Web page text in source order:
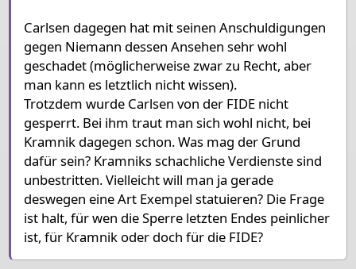
Carlsen dagegen hat mit seinen Anschuldigungen
gegen Niemann dessen Ansehen sehr wohl
geschadet (möglicherweise zwar zu Recht, aber
man kann es letztlich nicht wissen).
Trotzdem wurde Carlsen von der FIDE nicht
gesperrt. Bei ihm traut man sich wohl nicht, bei
Kramnik dagegen schon. Was mag der Grund
dafür sein? Kramniks schachliche Verdienste sind
unbestritten. Vielleicht will man ja gerade
deswegen eine Art Exempel statuieren? Die Frage
ist halt, für wen die Sperre letzten Endes peinlicher
ist, für Kramnik oder doch für die FIDE?